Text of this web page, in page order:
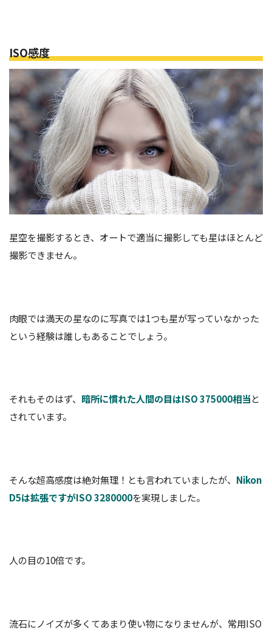
ISO感度
星空を撮影するとき、オートで適当に撮影しても星はほとんど
撮影できません。
肉眼では満天の星なのに写真では1つも星が写っていなかった
という経験は誰しもあることでしょう。
それもそのはず、 暗所に慣れた人間の目はISO 375000相当と
されています。
そんな超高感度は絶対無理！とも言われていましたが、 Nikon
D5は拡張ですがISO 3280000を実現しました。
人の目の10倍です。
流石にノイズが多くてあまり使い物になりませんが、常用ISO